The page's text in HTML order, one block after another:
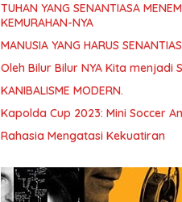
TUHAN YANG SENANTIASA
KEMURAHAN-NYA
MANUSIA YANG HARUS
Oleh Bilur Bilur NYA Kita menjadi
KANIBALISME MODERN.
Kapolda Cup 2023: Mini Soccer
Rahasia Mengatasi Kekuatiran